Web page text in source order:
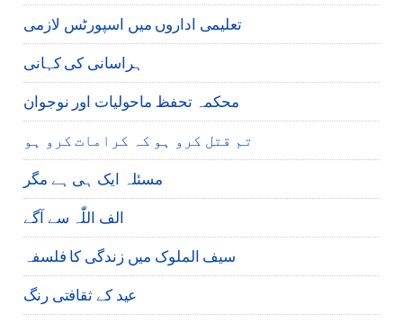
تعلیمی اداروں میں اسپورٹس لازمی
ہراسانی کی کہانی
محکمہ تحفظ ماحولیات اور نوجوان
تم قتل کرو ہو کہ کرامات کرو ہو
مسئلہ ایک ہی ہے مگر
الف اللّٰہ سے آگے
سیف الملوک میں زندگی کا فلسفہ
عید کے ثقافتی رنگ